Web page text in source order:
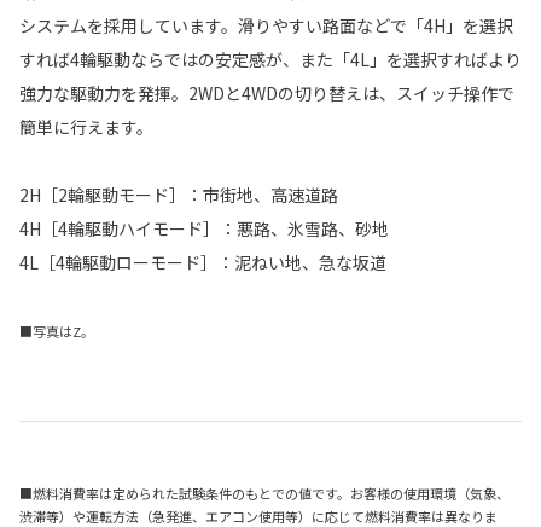
システムを採用しています。滑りやすい路面などで「4H」を選択
すれば4輪駆動ならではの安定感が、また「4L」を選択すればより
強力な駆動力を発揮。2WDと4WDの切り替えは、スイッチ操作で
簡単に行えます。
2H［2輪駆動モード］：市街地、高速道路
4H［4輪駆動ハイモード］：悪路、氷雪路、砂地
4L［4輪駆動ローモード］：泥ねい地、急な坂道
■写真はZ。
■燃料消費率は定められた試験条件のもとでの値です。お客様の使用環境（気象、
渋滞等）や運転方法（急発進、エアコン使用等）に応じて燃料消費率は異なりま